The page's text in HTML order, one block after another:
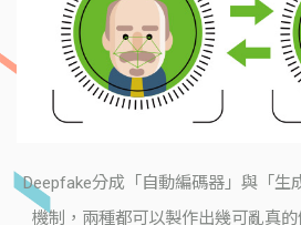
Deepfake分成「自動編碼器」與「生
機制，兩種都可以製作出幾可亂真的